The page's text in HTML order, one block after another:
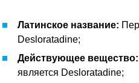
Латинское название:
Desloratadine;
Действующее вещество:
является Desloratadine;